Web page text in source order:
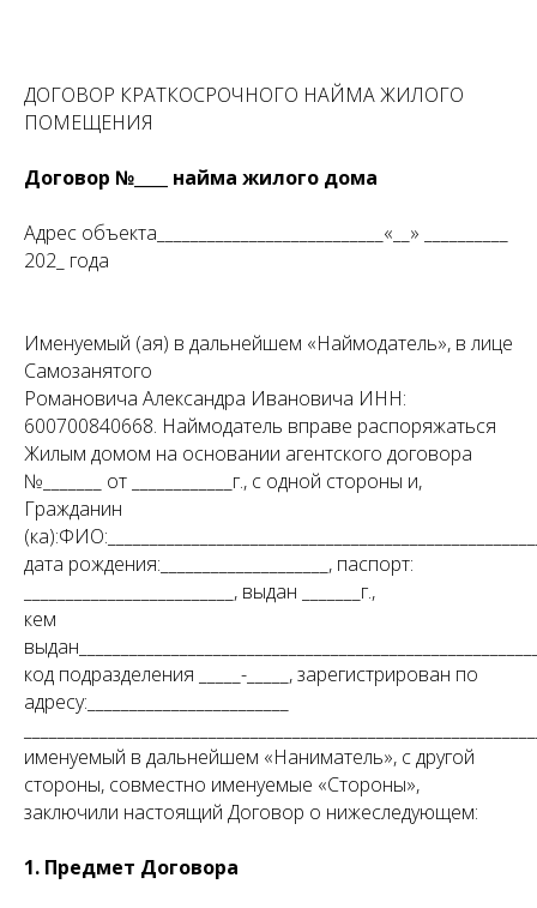
ДОГОВОР КРАТКОСРОЧНОГО НАЙМА ЖИЛОГО
ПОМЕЩЕНИЯ
Договор №____ найма жилого дома
Адрес объекта___________________________«__» __________
202_ года
Именуемый (ая) в дальнейшем «Наймодатель», в лице
Самозанятого
Романовича Александра Ивановича ИНН:
600700840668. Наймодатель вправе распоряжаться
Жилым домом на основании агентского договора
№_______ от ____________г., с одной стороны и,
Гражданин
дата рождения:____________________, паспорт:
_________________________, выдан _______г.,
кем
код подразделения _____-_____, зарегистрирован по
адресу:________________________
именуемый в дальнейшем «Наниматель», с другой
стороны, совместно именуемые «Стороны»,
заключили настоящий Договор о нижеследующем:
1. Предмет Договора